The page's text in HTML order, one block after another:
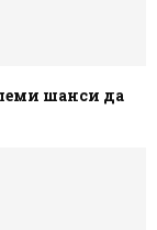
шанси да